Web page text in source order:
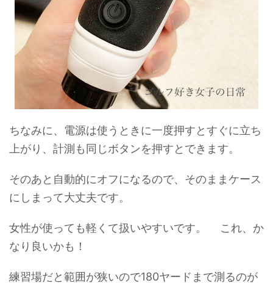
ちなみに、電源は使うときに一度押すとすぐに立ち
上がり、計測も同じボタンを押すとできます。
そのあと自動的にオフになるので、そのままケース
にしまって大丈夫です。
女性が使っても軽くて扱いやすいです。 これ、か
なり良いかも！
練習場だと範囲が狭いので180ヤードまで測るのが